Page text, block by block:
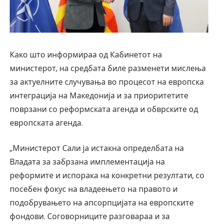
Како што информираа од Кабинетот на
министерот, на средбата биле разменети мислења
за актуелните случувања во процесот на европска
интеграција на Македонија и за приоритетите
поврзани со реформската агенда и обврските од
европската агенда.
„Министерот Сали ја истакна определбата на
Владата за забрзана имплементација на
реформите и испорака на конкретни резултати, со
посебен фокус на владеењето на правото и
подобрувањето на апсорпцијата на европските
фондови. Соговорниците разговараа и за